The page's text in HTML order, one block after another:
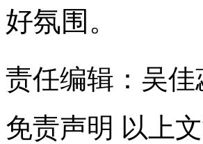
好氛围。
责任编辑：吴佳
免责声明 以上